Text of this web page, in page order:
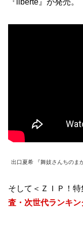
『liberte』が発売。
出口夏希 『舞妓さんちのま
そして＜ＺＩＰ！特
査・次世代ランキン